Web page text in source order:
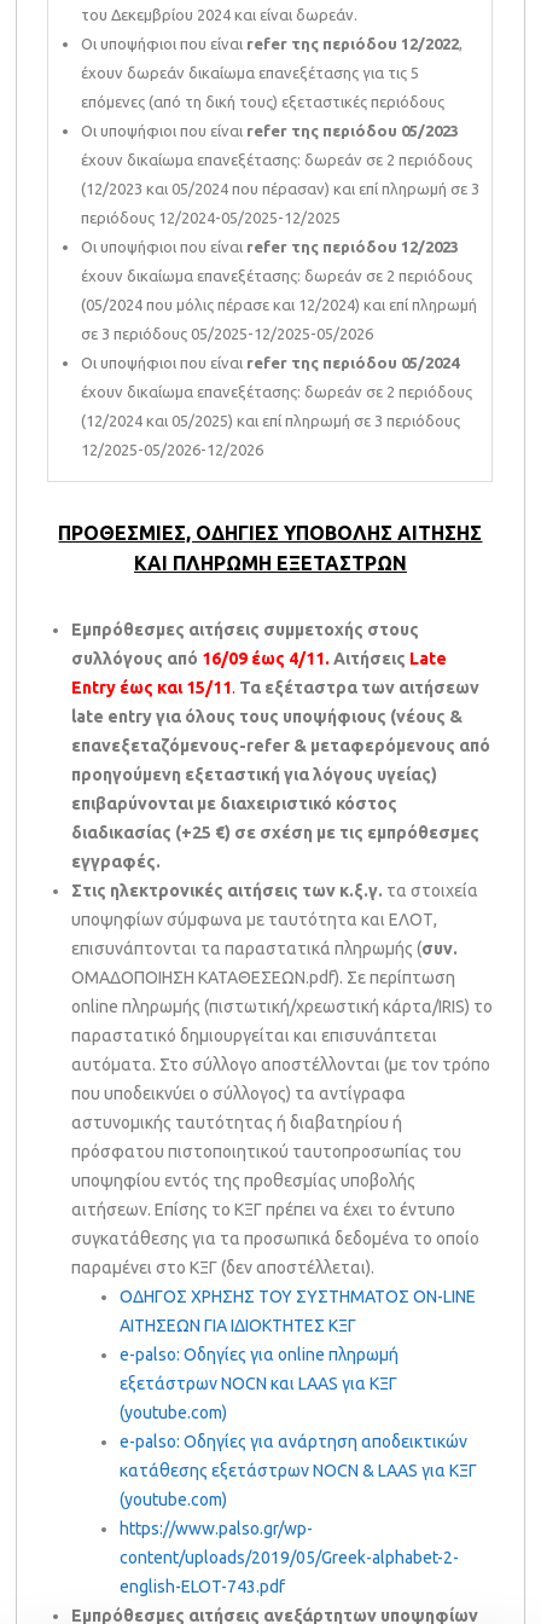
του Δεκεμβρίου 2024 και είναι δωρεάν.
Οι υποψήφιοι που είναι refer της περιόδου 12/2022,
έχουν δωρεάν δικαίωμα επανεξέτασης για τις 5
επόμενες (από τη δική τους) εξεταστικές περιόδους
Οι υποψήφιοι που είναι refer της περιόδου 05/2023
έχουν δικαίωμα επανεξέτασης: δωρεάν σε 2 περιόδους
(12/2023 και 05/2024 που πέρασαν) και επί πληρωμή σε 3
περιόδους 12/2024-05/2025-12/2025
Οι υποψήφιοι που είναι refer της περιόδου 12/2023
έχουν δικαίωμα επανεξέτασης: δωρεάν σε 2 περιόδους
(05/2024 που μόλις πέρασε και 12/2024) και επί πληρωμή
σε 3 περιόδους 05/2025-12/2025-05/2026
Οι υποψήφιοι που είναι refer της περιόδου 05/2024
έχουν δικαίωμα επανεξέτασης: δωρεάν σε 2 περιόδους
(12/2024 και 05/2025) και επί πληρωμή σε 3 περιόδους
12/2025-05/2026-12/2026
ΠΡΟΘΕΣΜΙΕΣ, ΟΔΗΓΙΕΣ ΥΠΟΒΟΛΗΣ ΑΙΤΗΣΗΣ
ΚΑΙ ΠΛΗΡΩΜΗ ΕΞΕΤΑΣΤΡΩΝ
Εμπρόθεσμες αιτήσεις συμμετοχής στους
συλλόγους από 16/09 έως 4/11. Αιτήσεις Late
Entry έως και 15/11. Τα εξέταστρα των αιτήσεων
late entryγια όλους τους υποψήφιους (νέους &
επανεξεταζόμενους-refer & μεταφερόμενους από
προηγούμενη εξεταστική για λόγους υγείας)
επιβαρύνονται με διαχειριστικό κόστος
διαδικασίας (+25 €) σε σχέση με τις εμπρόθεσμες
εγγραφές.
Στις ηλεκτρονικές αιτήσεις των κ.ξ.γ. τα στοιχεία
υποψηφίων σύμφωνα με ταυτότητα και ΕΛΟΤ,
επισυνάπτονται τα παραστατικά πληρωμής (συν.
ΟΜΑΔΟΠΟΙΗΣΗ ΚΑΤΑΘΕΣΕΩΝ.pdf). Σε περίπτωση
online πληρωμής (πιστωτική/χρεωστική κάρτα/IRIS) το
παραστατικό δημιουργείται και επισυνάπτεται
αυτόματα. Στο σύλλογο αποστέλλονται (με τον τρόπο
που υποδεικνύει ο σύλλογος) τα αντίγραφα
αστυνομικής ταυτότητας ή διαβατηρίου ή
πρόσφατου πιστοποιητικού ταυτοπροσωπίας του
υποψηφίου εντός της προθεσμίας υποβολής
αιτήσεων. Επίσης το ΚΞΓ πρέπει να έχει το έντυπο
συγκατάθεσης για τα προσωπικά δεδομένα το οποίο
παραμένει στο ΚΞΓ (δεν αποστέλλεται).
ΟΔΗΓΟΣ ΧΡΗΣΗΣ ΤΟΥ ΣΥΣΤΗΜΑΤΟΣ ON-LINE
ΑΙΤΗΣΕΩΝ ΓΙΑ ΙΔΙΟΚΤΗΤΕΣ ΚΞΓ
e-palso: Οδηγίες για online πληρωμή
εξετάστρων NOCN και LAAS για ΚΞΓ
(youtube.com)
e-palso: Οδηγίες για ανάρτηση αποδεικτικών
κατάθεσης εξετάστρων NOCN & LAAS για ΚΞΓ
(youtube.com)
https://www.palso.gr/wp-
content/uploads/2019/05/Greek-alphabet-2-
english-ELOT-743.pdf
Εμπρόθεσμες αιτήσεις ανεξάρτητων υποψηφίων